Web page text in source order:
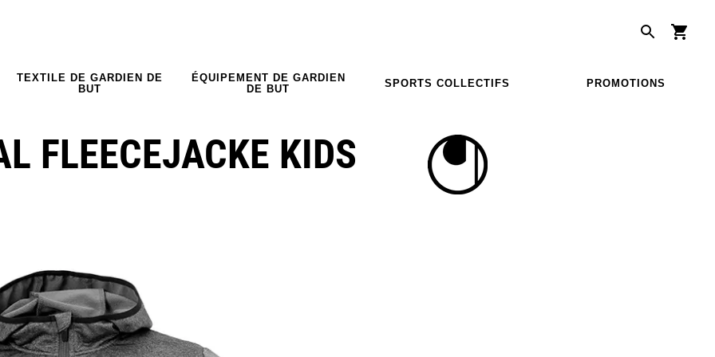
TEXTILE DE GARDIEN DE
BUT
ÉQUIPEMENT DE GARDIEN
DE BUT
SPORTS COLLECTIFS PROMOTIONS
FLEECEJACKE KIDS